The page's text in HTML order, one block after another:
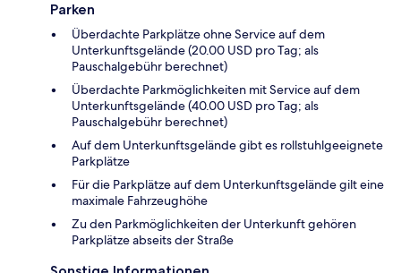
Parken
Überdachte Parkplätze ohne Service auf dem
Unterkunftsgelände (20.00 USD pro Tag; als
Pauschalgebühr berechnet)
Überdachte Parkmöglichkeiten mit Service auf dem
Unterkunftsgelände (40.00 USD pro Tag; als
Pauschalgebühr berechnet)
Auf dem Unterkunftsgelände gibt es rollstuhlgeeignete
Parkplätze
Für die Parkplätze auf dem Unterkunftsgelände gilt eine
maximale Fahrzeughöhe
Zu den Parkmöglichkeiten der Unterkunft gehören
Parkplätze abseits der Straße